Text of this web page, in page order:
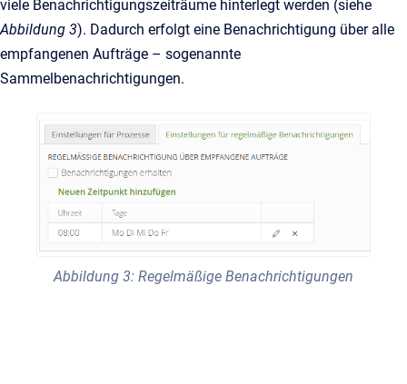
viele Benachrichtigungszeiträume hinterlegt werden (siehe
Abbildung 3). Dadurch erfolgt eine Benachrichtigung über alle
empfangenen Aufträge – sogenannte
Sammelbenachrichtigungen.
Abbildung 3: Regelmäßige Benachrichtigungen